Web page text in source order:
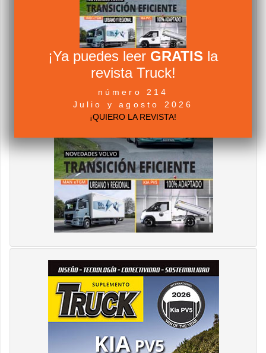
¡Ya puedes leer GRATIS la
revista Truck!
número 214
Julio y agosto 2026
¡QUIERO LA REVISTA!